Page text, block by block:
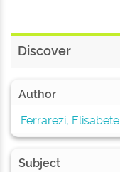
Discover
Author
Ferrarezi, Elisabete
Subject